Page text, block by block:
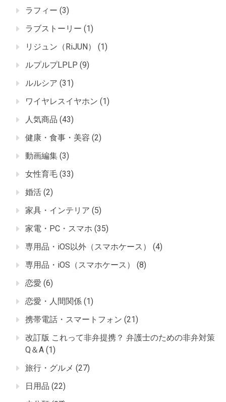
ラフィー (3)
ラブストーリー (1)
リジュン（RiJUN）
(1)
ルプルプLPLP (9)
ルルシア (31)
ワイヤレスイヤホン (1)
人気商品 (43)
健康・食事・美容 (2)
動画編集 (3)
女性育毛 (33)
婚活 (2)
家具・インテリア (5)
家電・PC・スマホ (35)
専用品・iOS以外（スマホケース）
(4)
専用品・iOS（スマホケース）
(8)
恋愛 (6)
恋愛・人間関係 (1)
携帯電話・スマートフォン (21)
改訂版 これって非弁提携？ 弁護士のための非弁対策
Q＆A (1)
旅行・グルメ (27)
日用品 (22)